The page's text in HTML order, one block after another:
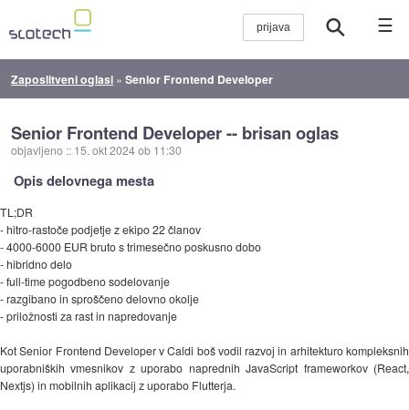
☰
Zaposlitveni oglasi »Senior Frontend Developer
Senior Frontend Developer -- brisan oglas
objavljeno :: 15. okt 2024 ob 11:30
Opis delovnega mesta
TL;DR
- hitro-rastoče podjetje z ekipo 22 članov
- 4000-6000 EUR bruto s trimesečno poskusno dobo
- hibridno delo
- full-time pogodbeno sodelovanje
- razgibano in sproščeno delovno okolje
- priložnosti za rast in napredovanje
Kot Senior Frontend Developer v Caldi boš vodil razvoj in arhitekturo kompleksnih
uporabniških vmesnikov z uporabo naprednih JavaScript frameworkov (React,
Nextjs) in mobilnih aplikacij z uporabo Flutterja.